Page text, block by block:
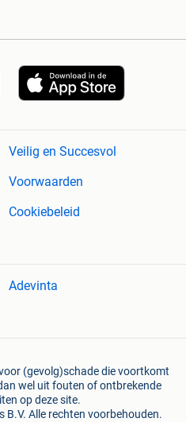
Veilig en Succesvol
Voorwaarden
Cookiebeleid
Adevinta
(gevolg)schade die voortkomt
wel uit fouten of ontbrekende
op deze site.
Alle rechten voorbehouden.